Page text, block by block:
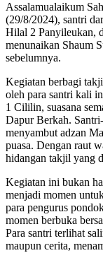
Assalamualaikum
(29/8/2024), santri
Hilal 2 Panyileukan,
menunaikan Shaum
sebelumnya.
Kegiatan berbagi
oleh para santri kali
1 Cililin, suasana
Dapur Berkah.
menyambut adzan
puasa. Dengan raut
hidangan takjil yang
Kegiatan ini bukan
menjadi momen
para pengurus
momen berbuka
Para santri terlihat
maupun cerita,